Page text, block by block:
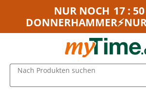
Zum Hauptinhalt springen
Zur Navigation springen
NUR NOCH 17 :
Nach Produkten suchen